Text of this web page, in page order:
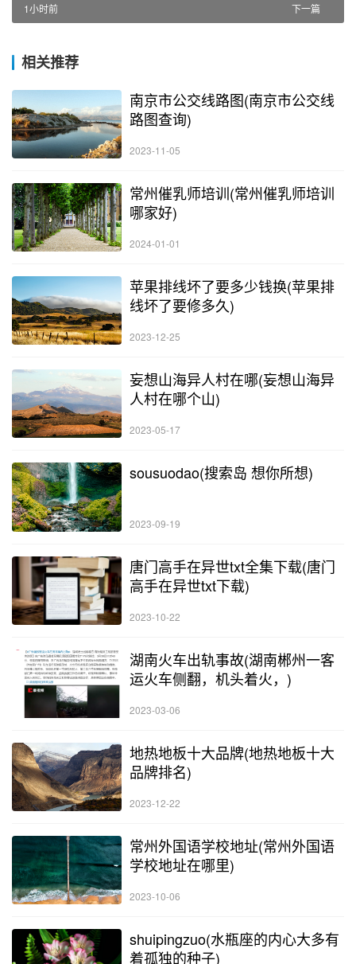
下一篇
1小时前
相关推荐
南京市公交线路图(南京市公交线
路图查询)
2023-11-05
常州催乳师培训(常州催乳师培训
哪家好)
2024-01-01
苹果排线坏了要多少钱换(苹果排
线坏了要修多久)
2023-12-25
妄想山海异人村在哪(妄想山海异
人村在哪个山)
2023-05-17
sousuodao(搜索岛 想你所想)
2023-09-19
唐门高手在异世txt全集下载(唐门
高手在异世txt下载)
2023-10-22
湖南火车出轨事故(湖南郴州一客
运火车侧翻，机头着火，)
2023-03-06
地热地板十大品牌(地热地板十大
品牌排名)
2023-12-22
常州外国语学校地址(常州外国语
学校地址在哪里)
2023-10-06
shuipingzuo(水瓶座的内心大多有
着孤独的种子)